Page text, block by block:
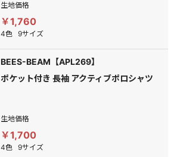
生地価格
￥1,760
4色 9サイズ
BEES-BEAM【APL269】
ポケット付き 長袖 アクティブポロシャツ
生地価格
￥1,700
4色 9サイズ